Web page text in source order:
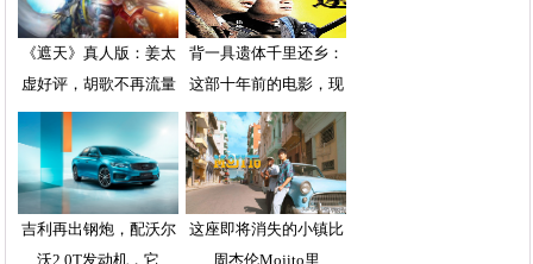
《遮天》真人版：姜太
虚好评，胡歌不再流量
背一具遗体千里还乡：
这部十年前的电影，现
吉利再出钢炮，配沃尔
沃2.0T发动机，它
这座即将消失的小镇比
周杰伦Mojito里